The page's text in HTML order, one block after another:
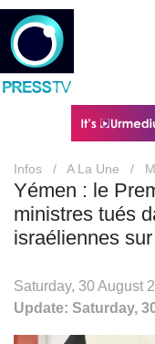
Infos / A La Une /
Yémen : le
ministres tués
israéliennes
Saturday, 30 August
Update: Saturday,